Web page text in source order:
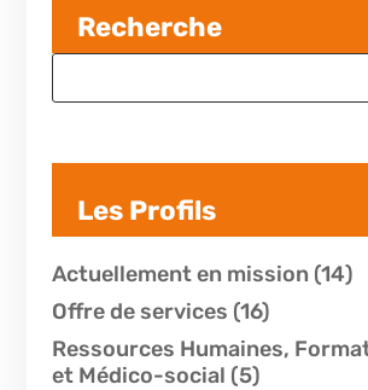
Recherche
Les Profils
Actuellement en mission (14)
Offre de services (16)
Ressources Humaines,
et Médico-social (5)